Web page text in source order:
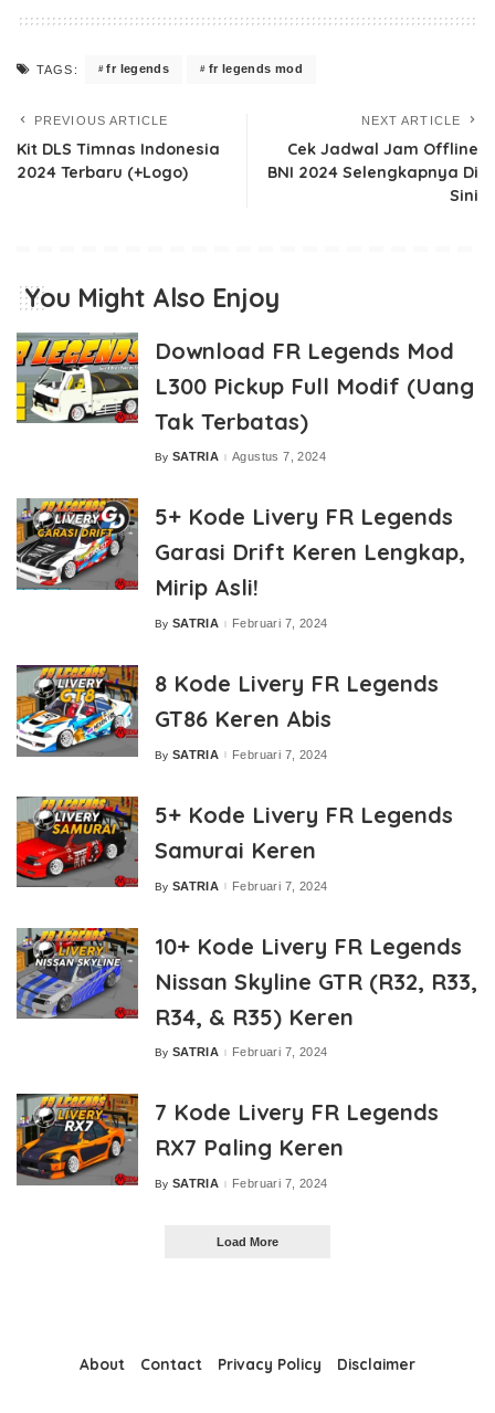
TAGS: fr legends fr legends mod
PREVIOUS ARTICLE
Kit DLS Timnas Indonesia
2024 Terbaru (+Logo)
NEXT ARTICLE
Cek Jadwal Jam Offline
BNI 2024 Selengkapnya Di
Sini
You Might Also Enjoy
Download FR Legends Mod
L300 Pickup Full Modif (Uang
Tak Terbatas)
Posted
By SATRIA Agustus 7, 2024
5+ Kode Livery FR Legends
Garasi Drift Keren Lengkap,
Mirip Asli!
Posted
By SATRIA Februari 7, 2024
8 Kode Livery FR Legends
GT86 Keren Abis
Posted
By SATRIA Februari 7, 2024
5+ Kode Livery FR Legends
Samurai Keren
Posted
By SATRIA Februari 7, 2024
10+ Kode Livery FR Legends
Nissan Skyline GTR (R32, R33,
R34, & R35) Keren
Posted
By SATRIA Februari 7, 2024
7 Kode Livery FR Legends
RX7 Paling Keren
Posted
By SATRIA Februari 7, 2024
Load More
About Contact Privacy Policy Disclaimer